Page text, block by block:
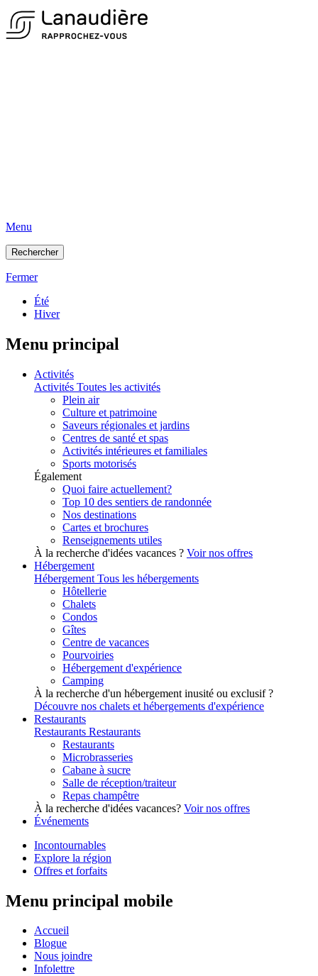
Menu
Rechercher
Fermer
Été
Hiver
Menu principal
Activités
Activités Toutes les activités
Plein air
Culture et patrimoine
Saveurs régionales et jardins
Centres de santé et spas
Activités intérieures et familiales
Sports motorisés
Également
Quoi faire actuellement?
Top 10 des sentiers de randonnée
Nos destinations
Cartes et brochures
Renseignements utiles
À la recherche d'idées vacances ? Voir nos offres
Hébergement
Hébergement Tous les hébergements
Hôtellerie
Chalets
Condos
Gîtes
Centre de vacances
Pourvoiries
Hébergement d'expérience
Camping
À la recherche d'un hébergement inusité ou exclusif ?
Découvre nos chalets et hébergements d'expérience
Restaurants
Restaurants Restaurants
Restaurants
Microbrasseries
Cabane à sucre
Salle de réception/traiteur
Repas champêtre
À la recherche d'idées vacances? Voir nos offres
Événements
Incontournables
Explore la région
Offres et forfaits
Menu principal mobile
Accueil
Blogue
Nous joindre
Infolettre